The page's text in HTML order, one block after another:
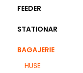
FEEDER
STATIONAR
BAGAJERIE
HUSE